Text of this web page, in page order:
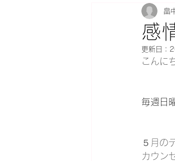
オイルマッサ
ギフトチケット
感
畠
更新日：
こんに
毎週日
５月の
カウン